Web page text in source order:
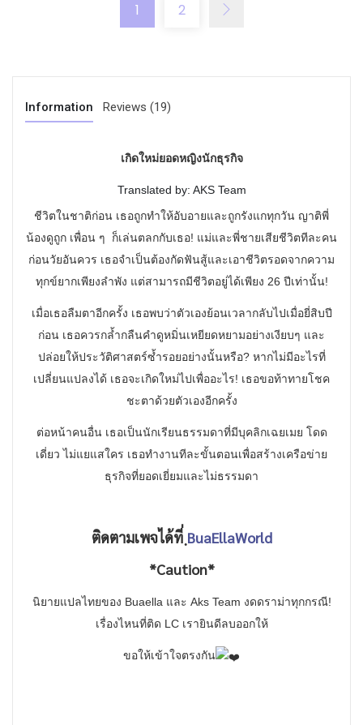
1 2
Information Reviews (19)
เกิดใหม่ยอดหญิงนักธุรกิจ
Translated by: AKS Team
ชีวิตในชาติก่อน เธอถูกทำให้อับอายและถูกรังแกทุกวัน ญาติพี่
น้องดูถูก เพื่อน ๆ ก็เล่นตลกกับเธอ! แม่และพี่ชายเสียชีวิตทีละคน
ก่อนวัยอันควร เธอจำเป็นต้องกัดฟันสู้และเอาชีวิตรอดจากความ
ทุกข์ยากเพียงลำพัง แต่สามารถมีชีวิตอยู่ได้เพียง 26 ปีเท่านั้น!
เมื่อเธอลืมตาอีกครั้ง เธอพบว่าตัวเองย้อนเวลากลับไปเมื่อยี่สิบปี
ก่อน เธอควรกล้ำกลืนคำดูหมิ่นเหยียดหยามอย่างเงียบๆ และ
ปล่อยให้ประวัติศาสตร์ซ้ำรอยอย่างนั้นหรือ? หากไม่มีอะไรที่
เปลี่ยนแปลงได้ เธอจะเกิดใหม่ไปเพื่ออะไร! เธอขอท้าทายโชค
ชะตาด้วยตัวเองอีกครั้ง
ต่อหน้าคนอื่น เธอเป็นนักเรียนธรรมดาที่มีบุคลิกเฉยเมย โดด
เดี่ยว ไม่แยแสใคร เธอทำงานทีละขั้นตอนเพื่อสร้างเครือข่าย
ธุรกิจที่ยอดเยี่ยมและไม่ธรรมดา
ติดตามเพจได้ที่ ฺBuaEllaWorld
*Caution*
นิยายแปลไทยของ Buaella และ Aks Team งดดราม่าทุกกรณี!
เรื่องไหนที่ติด LC เรายินดีลบออกให้
ขอให้เข้าใจตรงกัน